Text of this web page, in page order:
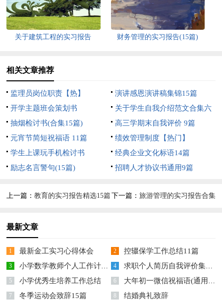
关于建筑工程的实习报告 财务管理的实习报告(15篇)
相关文章推荐
监理员岗位职责【热】
演讲感恩演讲稿集锦15篇
开学主题班会策划书
关于学生自我介绍范文合集六
篇
抽烟检讨书(合集15篇)
高三学期末自我评价 9篇
元宵节简短祝福语 11篇
绩效管理制度【热门】
学生上课玩手机检讨书
经典企业文化标语14篇
励志名言警句(15篇)
招聘人才协议书通用9篇
上一篇：教育的实习报告精选15篇下一篇： 旅游管理的实习报告合集
最新文章
1 最新金工实习心得体会 2 控辍保学工作总结11篇
3 小学数学教师个人工作计划15篇 4 求职个人简历自我评价集锦15篇
5 小学优秀生培养工作总结 6 大年初一微信祝福语(通用14篇)
7 冬季运动会致辞15篇 8 结婚典礼致辞